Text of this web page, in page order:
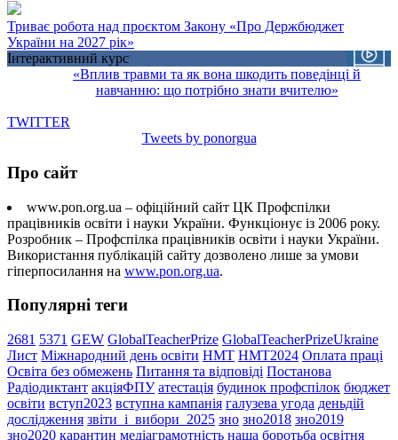
Триває робота над проєктом Закону «Про Держбюджет
України на 2027 рік»
Інтерактивний курс
«Вплив травми та як вона шкодить поведінці й
навчанню: що потрібно знати вчителю»
TWITTER
Tweets by ponorgua
Про сайт
www.pon.org.ua – офіційний сайт ЦК Профспілки
працівників освіти і науки України. Функціонує із 2006 року.
Розробник – Профспілка працівників освіти і науки України.
Використання публікацій сайту дозволено лише за умови
гіперпосилання на www.pon.org.ua.
Популярні теги
2681 5371 GEW GlobalTeacherPrize GlobalTeacherPrizeUkraine
Лист Міжнародний день освіти НМТ НМТ2024 Оплата праці
Освіта без обмежень Питання та відповіді Постанова
Радіодиктант акціяФПУ атестація будинок профспілок бюджет
освіти вступ2023 вступна кампанія галузева угода деньдій
дослідження звіти_і_вибори_2025 зно зно2018 зно2019
зно2020 карантин медіаграмотність наша боротьба освітня